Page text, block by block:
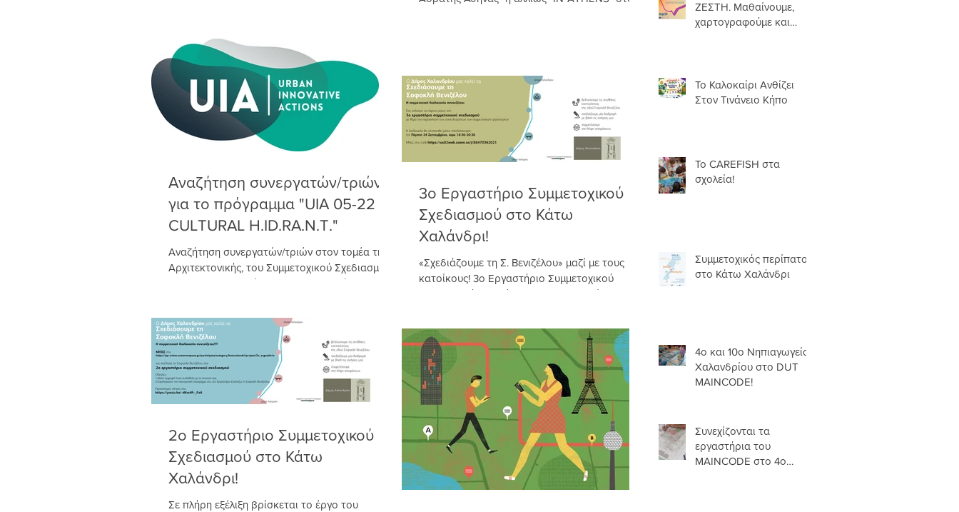
Αναζήτηση συνεργατών/τριών
για το πρόγραμμα "UIA 05-22
CULTURAL H.ID.RA.N.T."
Αναζήτηση συνεργατών/τριών στον τομέα της
Αρχιτεκτονικής, του Συμμετοχικού Σχεδιασμού
και της Επικοινωνίας: Ο Συνεταιρισμός
3ο Εργαστήριο Συμμετοχικού
Σχεδιασμού στο Κάτω
Χαλάνδρι!
«Σχεδιάζουμε τη Σ. Βενιζέλου» μαζί με τους
κατοίκους! 3ο Εργαστήριο Συμμετοχικού
Σχεδιασμού την Πέμπτη 24 Σεπτεμβρίου 2020.
2ο Εργαστήριο Συμμετοχικού
Σχεδιασμού στο Κάτω
Χαλάνδρι!
Σε πλήρη εξέλιξη βρίσκεται το έργο του
ΖΕΣΤΗ. Μαθαίνουμε,
χαρτογραφούμε και
Το Καλοκαίρι Ανθίζει
Στον Τινάνειο Κήπο
Το CAREFISH στα
σχολεία!
Συμμετοχικός περίπατος
στο Κάτω Χαλάνδρι
4ο και 10ο Νηπιαγωγείο
Χαλανδρίου στο DUT
MAINCODE!
Συνεχίζονται τα
εργαστήρια του
MAINCODE στο 4ο